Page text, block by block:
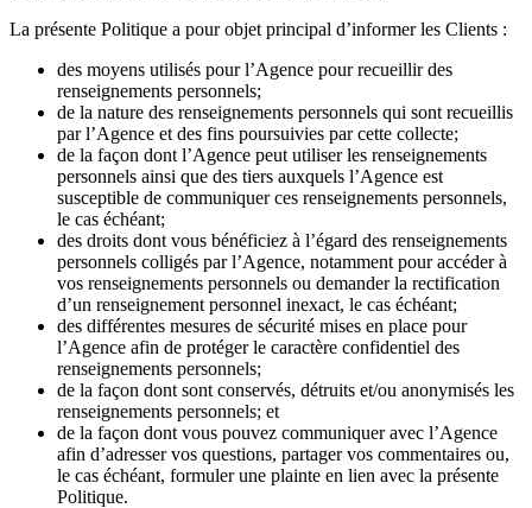
La présente Politique a pour objet principal d’informer les Clients :
des moyens utilisés pour l’Agence pour recueillir des
renseignements personnels;
de la nature des renseignements personnels qui sont recueillis
par l’Agence et des fins poursuivies par cette collecte;
de la façon dont l’Agence peut utiliser les renseignements
personnels ainsi que des tiers auxquels l’Agence est
susceptible de communiquer ces renseignements personnels,
le cas échéant;
des droits dont vous bénéficiez à l’égard des renseignements
personnels colligés par l’Agence, notamment pour accéder à
vos renseignements personnels ou demander la rectification
d’un renseignement personnel inexact, le cas échéant;
des différentes mesures de sécurité mises en place pour
l’Agence afin de protéger le caractère confidentiel des
renseignements personnels;
de la façon dont sont conservés, détruits et/ou anonymisés les
renseignements personnels; et
de la façon dont vous pouvez communiquer avec l’Agence
afin d’adresser vos questions, partager vos commentaires ou,
le cas échéant, formuler une plainte en lien avec la présente
Politique.